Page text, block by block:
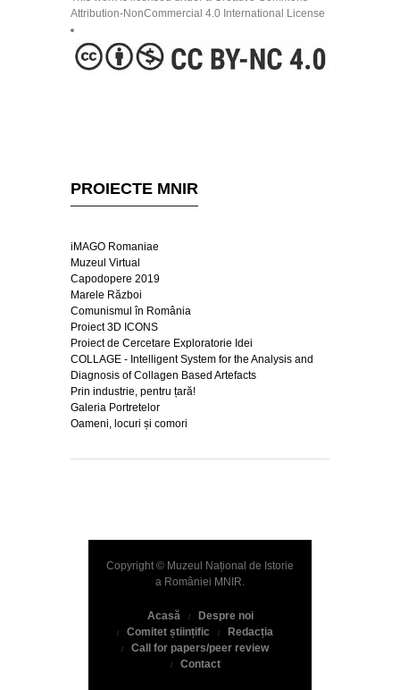
Attribution-NonCommercial 4.0 International License
PROIECTE MNIR
iMAGO Romaniae
Muzeul Virtual
Capodopere 2019
Marele Război
Comunismul în România
Proiect 3D ICONS
Proiect de Cercetare Exploratorie Idei
COLLAGE - Intelligent System for the Analysis and
Diagnosis of Collagen Based Artefacts
Prin industrie, pentru țară!
Galeria Portretelor
Oameni, locuri și comori
Copyright © Muzeul Național de Istorie
a României MNIR.
Acasă
Despre noi
Comitet științific
Redacția
Call for papers/peer review
Contact